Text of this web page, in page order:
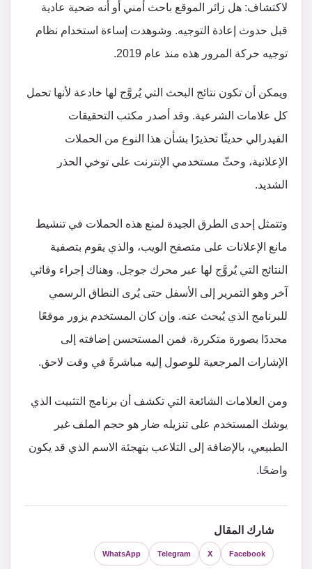
لاكتشاف: هل زائر الموقع باحث أمني أو أنه ضحية عادية
قبل حدوث إعادة التوجيه. وشوهدت إساءة استخدام نظام
توجيه حركة المرور هذه منذ عام 2019.
ويمكن أن تكون نتائج البحث التي يُروَّج لها خادعة لأنها تحمل
كل علامات الشرعية. وقد أصدر مكتب التحقيقات
الفيدرالي حديثًا تحذيرًا بشأن هذا النوع من الحملات
الإعلانية، وحثّ مستخدمي الإنترنت على توخي الحذر
الشديد.
وتتمثل إحدى الطرق الجيدة لمنع هذه الحملات في تنشيط
مانع الإعلانات على متصفح الويب، والذي يقوم بتصفية
النتائج التي يُروَّج لها عبر محرك جوجل. وهناك إجراء وقائي
آخر وهو التمرير إلى الأسفل حتى يُرى النطاق الرسمي
للبرنامج الذي يُبحث عنه. وإن كان المستخدم يزور موقعًا
محددًا بصورة متكررة، فمن المستحسن إضافته إلى
الإشارات المرجعية للوصول إليه مباشرةً في وقت لاحق.
ومن العلامات الشائعة التي تكشف أن برنامج التثبيت الذي
يوشك المستخدم على تنزيله ضار هو حجم الملف غير
الطبيعي، بالإضافة إلى التلاعب بتهجئة الاسم الذي قد يكون
واضحًا.
شارك المقال
Facebook
X
Telegram
WhatsApp